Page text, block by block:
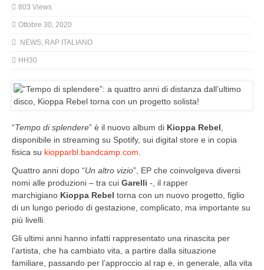
803 Views
Ottobre 30, 2020
NEWS, RAP ITALIANO
HH30
“Tempo di splendere” è il nuovo album di Kioppa Rebel
disponibile in streaming su Spotify, sui digital store e in copia
fisica su kiopparbl.bandcamp.com
Quattro anni dopo “Un altro vizio”, EP che coinvolgeva diversi
nomi alle produzioni – tra cui Garelli -, il rapper
marchigiano Kioppa Rebel torna con un nuovo progetto, figlio
di un lungo periodo di gestazione, complicato, ma importante su
più livelli.
Gli ultimi anni hanno infatti rappresentato una rinascita per
l’artista, che ha cambiato vita, a partire dalla situazione
familiare, passando per l’approccio al rap e, in generale, alla vita